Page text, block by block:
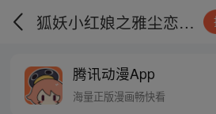
狐妖小红娘之雅尘恋免费阅读
腾讯动漫App
海量正版漫画畅快看